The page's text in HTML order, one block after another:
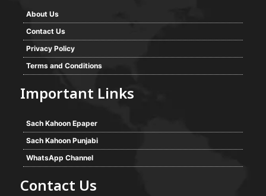
About Us
Contact Us
Privacy Policy
Terms and Conditions
Important Links
Sach Kahoon Epaper
Sach Kahoon Punjabi
WhatsApp Channel
Contact Us